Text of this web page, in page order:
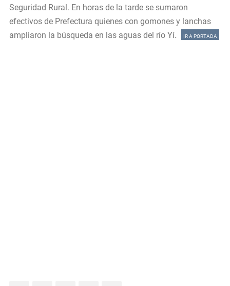
Seguridad Rural. En horas de la tarde se sumaron
efectivos de Prefectura quienes con gomones y lanchas
ampliaron la búsqueda en las aguas del río Yí. IR A PORTADA